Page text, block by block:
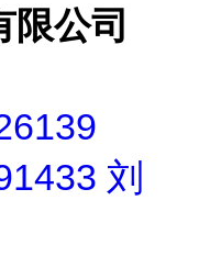
限公司
刘